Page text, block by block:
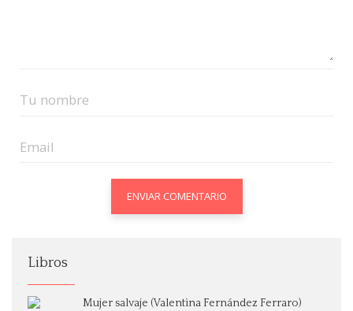
Libros
Mujer salvaje (Valentina Fernández Ferraro)